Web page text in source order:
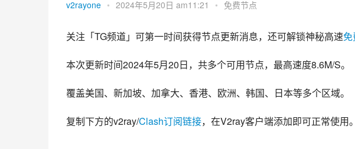
v2rayone • 2024年5月20日 am11:21 • 免费节点
关注「TG频道」可第一时间获得节点更新消息，还可解锁神秘高速
本次更新时间2024年5月20日，共多个可用节点，最高速度8.6M/S。
覆盖美国、新加坡、加拿大、香港、欧洲、韩国、日本等多个区域。
复制下方的v2ray/Clash订阅链接，在V2ray客户端添加即可正常使用。